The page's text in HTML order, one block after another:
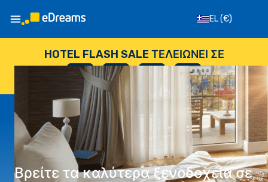
EL(€)
HOTEL FLASH SALE ΤΕΛΕΙΏΝΕΙ ΣΕ
--
ΗΜΈΡΕΣ
: --
ΏΡΕΣ
: --
ΔΕΥΤΕΡΌΛΕΠΤΑ
Βρείτε τα καλύτερα ξενοδοχεία σε